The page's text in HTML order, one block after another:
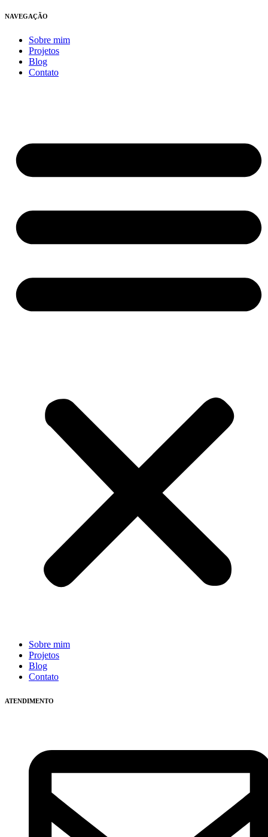
NAVEGAÇÃO
Sobre mim
Projetos
Blog
Contato
Sobre mim
Projetos
Blog
Contato
ATENDIMENTO